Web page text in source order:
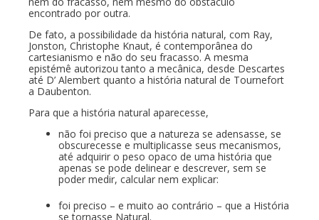
encontrado por outra.
De fato, a possibilidade da história natural, com Ray,
Jonston, Christophe Knaut, é contemporânea do
cartesianismo e não do seu fracasso. A mesma
epistémê autorizou tanto a mecânica, desde Descartes
até D’ Alembert quanto a história natural de Tournefort
a Daubenton.
Para que a história natural aparecesse,
não foi preciso que a natureza se adensasse, se
obscurecesse e multiplicasse seus mecanismos,
até adquirir o peso opaco de uma história que
apenas se pode delinear e descrever, sem se
poder medir, calcular nem explicar:
foi preciso – e muito ao contrário – que a História
se tornasse Natural.